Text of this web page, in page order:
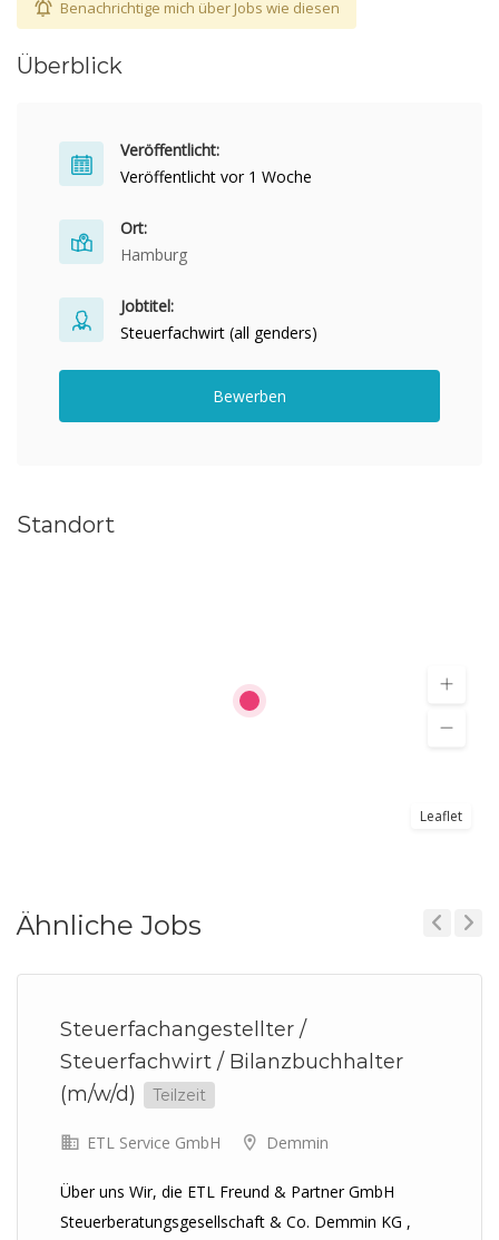
Benachrichtige mich über Jobs wie diesen
Überblick
Veröffentlicht:
Veröffentlicht vor 1 Woche
Ort:
Hamburg
Jobtitel:
Steuerfachwirt (all genders)
Bewerben
Standort
Leaflet
Ähnliche Jobs
Steuerfachangestellter /
Steuerfachwirt / Bilanzbuchhalter
(m/w/d)
Teilzeit
ETL Service GmbH Demmin
Über uns Wir, die ETL Freund & Partner GmbH
Steuerberatungsgesellschaft & Co. Demmin KG ,